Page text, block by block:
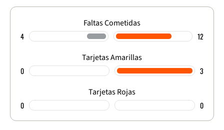
Faltas Cometidas
4 12
Tarjetas Amarillas
0 3
Tarjetas Rojas
0 0